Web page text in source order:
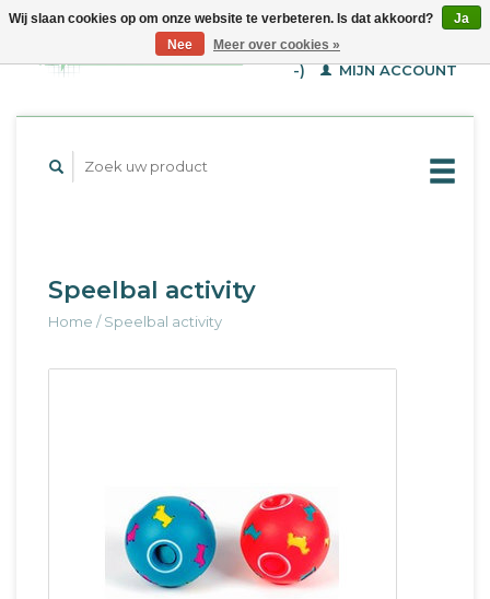
WINKELWAGEN (€--,-
-)
MIJN ACCOUNT
Speelbal activity
Home /Speelbal activity
Wij slaan cookies op om onze website te verbeteren. Is dat akkoord?
Ja
Nee
Meer over cookies »